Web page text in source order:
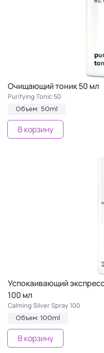
Очищающий тоник 50 мл
Purifying Tonic 50
Объем: 50ml
В корзину
Успокаивающий
100 мл
Calming Silver Spray 100
Объем: 100ml
В корзину